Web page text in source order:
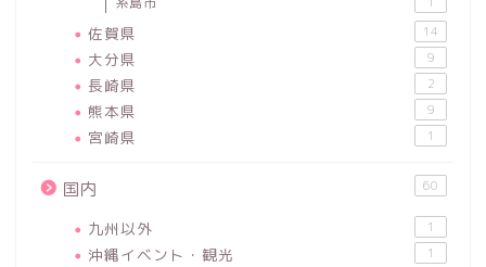
佐賀県 14
大分県 9
長崎県 2
熊本県 9
宮崎県 1
国内 60
九州以外 1
沖縄イベント・観光 1